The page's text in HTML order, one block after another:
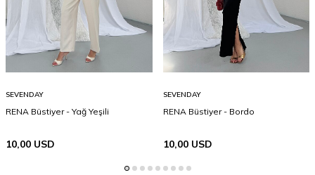
SEVENDAY
RENA Büstiyer - Yağ Yeşili
10,00 USD
SEVENDAY
RENA Büstiyer - Bordo
10,00USD